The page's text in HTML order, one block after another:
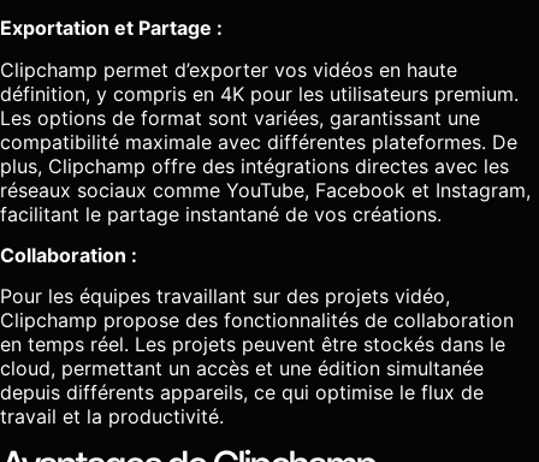
Exportation et Partage :
Clipchamp permet d’exporter vos vidéos en haute
définition, y compris en 4K pour les utilisateurs premium.
Les options de format sont variées, garantissant une
compatibilité maximale avec différentes plateformes. De
plus, Clipchamp offre des intégrations directes avec les
réseaux sociaux comme YouTube, Facebook et Instagram,
facilitant le partage instantané de vos créations.
Collaboration :
Pour les équipes travaillant sur des projets vidéo,
Clipchamp propose des fonctionnalités de collaboration
en temps réel. Les projets peuvent être stockés dans le
cloud, permettant un accès et une édition simultanée
depuis différents appareils, ce qui optimise le flux de
travail et la productivité.